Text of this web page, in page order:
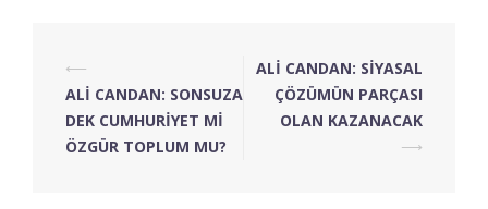
⟵
ALİ CANDAN: SONSUZA
DEK CUMHURİYET Mİ
ÖZGÜR TOPLUM MU?
ALİ CANDAN: SİYASAL
ÇÖZÜMÜN PARÇASI
OLAN KAZANACAK
⟶